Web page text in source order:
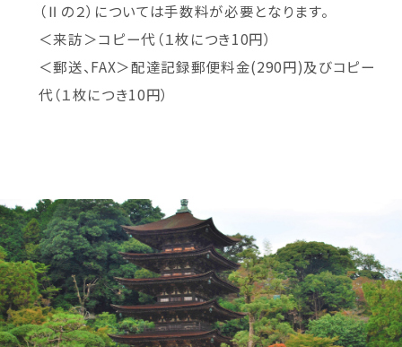
（Ⅱの２）については手数料が必要となります。
＜来訪＞コピー代（１枚につき10円）
＜郵送、FAX＞配達記録郵便料金(290円)及びコピー
代（１枚につき10円）